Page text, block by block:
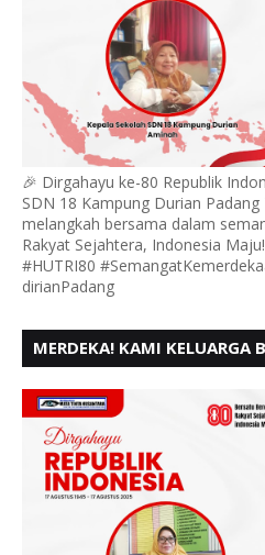
🎉 Dirgahayu ke-80 Republik
SDN 18 Kampung Durian
melangkah bersama dalam
Rakyat Sejahtera, Indonesia
#HUTRI80
dirianPadang
MERDEKA! KAMI KELUARGA